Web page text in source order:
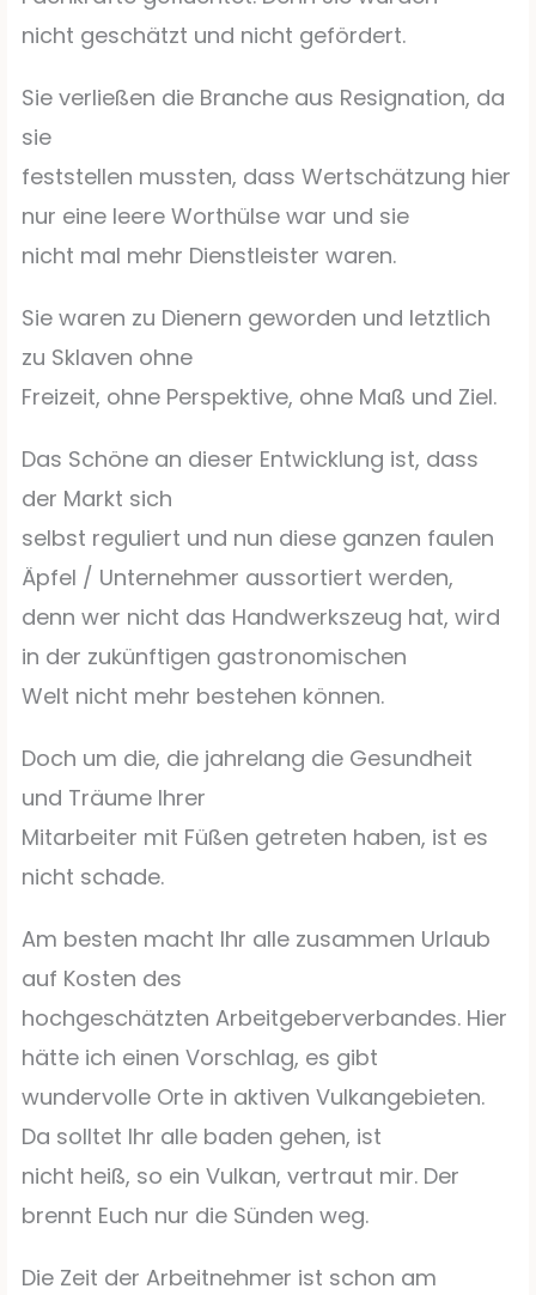
nicht geschätzt und nicht gefördert.
Sie verließen die Branche aus Resignation, da
sie
feststellen mussten, dass Wertschätzung hier
nur eine leere Worthülse war und sie
nicht mal mehr Dienstleister waren.
Sie waren zu Dienern geworden und letztlich
zu Sklaven ohne
Freizeit, ohne Perspektive, ohne Maß und Ziel.
Das Schöne an dieser Entwicklung ist, dass
der Markt sich
selbst reguliert und nun diese ganzen faulen
Äpfel / Unternehmer aussortiert werden,
denn wer nicht das Handwerkszeug hat, wird
in der zukünftigen gastronomischen
Welt nicht mehr bestehen können.
Doch um die, die jahrelang die Gesundheit
und Träume Ihrer
Mitarbeiter mit Füßen getreten haben, ist es
nicht schade.
Am besten macht Ihr alle zusammen Urlaub
auf Kosten des
hochgeschätzten Arbeitgeberverbandes. Hier
hätte ich einen Vorschlag, es gibt
wundervolle Orte in aktiven Vulkangebieten.
Da solltet Ihr alle baden gehen, ist
nicht heiß, so ein Vulkan, vertraut mir. Der
brennt Euch nur die Sünden weg.
Die Zeit der Arbeitnehmer ist schon am